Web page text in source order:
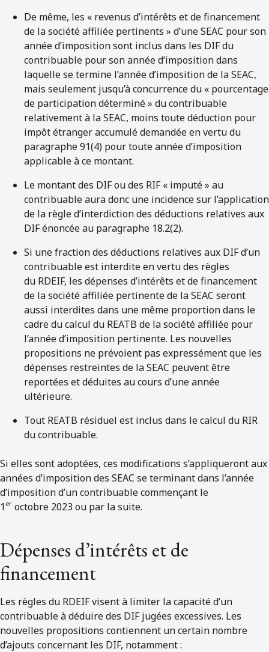
De même, les « revenus d’intérêts et de financement
de la société affiliée pertinents » d’une SEAC pour son
année d’imposition sont inclus dans les DIF du
contribuable pour son année d’imposition dans
laquelle se termine l’année d’imposition de la SEAC,
mais seulement jusqu’à concurrence du « pourcentage
de participation déterminé » du contribuable
relativement à la SEAC, moins toute déduction pour
impôt étranger accumulé demandée en vertu du
paragraphe 91(4) pour toute année d’imposition
applicable à ce montant.
Le montant des DIF ou des RIF « imputé » au
contribuable aura donc une incidence sur l’application
de la règle d’interdiction des déductions relatives aux
DIF énoncée au paragraphe 18.2(2).
Si une fraction des déductions relatives aux DIF d’un
contribuable est interdite en vertu des règles
du RDEIF, les dépenses d’intérêts et de financement
de la société affiliée pertinente de la SEAC seront
aussi interdites dans une même proportion dans le
cadre du calcul du REATB de la société affiliée pour
l’année d’imposition pertinente. Les nouvelles
propositions ne prévoient pas expressément que les
dépenses restreintes de la SEAC peuvent être
reportées et déduites au cours d’une année
ultérieure.
Tout REATB résiduel est inclus dans le calcul du RIR
du contribuable.
Si elles sont adoptées, ces modifications s’appliqueront aux
années d’imposition des SEAC se terminant dans l’année
d’imposition d’un contribuable commençant le
1 er octobre 2023 ou par la suite.
Dépenses d’intérêts et de
financement
Les règles du RDEIF visent à limiter la capacité d’un
contribuable à déduire des DIF jugées excessives. Les
nouvelles propositions contiennent un certain nombre
d’ajouts concernant les DIF, notamment :